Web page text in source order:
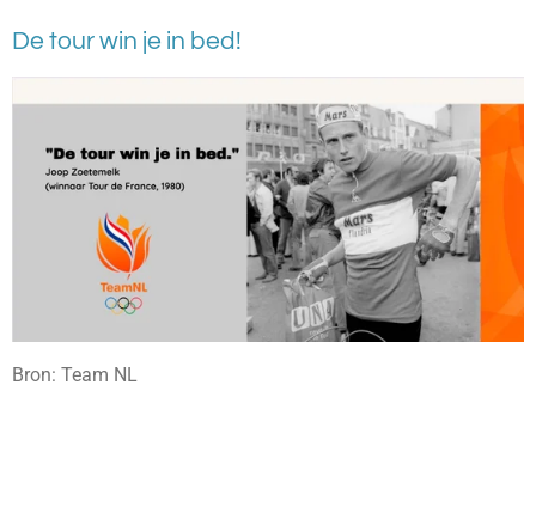
De tour win je in bed!
Bron: Team NL